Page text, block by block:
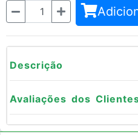
Quantidade
Descrição
Avaliações dos